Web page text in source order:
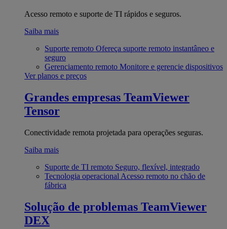
Acesso remoto e suporte de TI rápidos e seguros.
Saiba mais
Suporte remoto Ofereça suporte remoto instantâneo e
seguro
Gerenciamento remoto Monitore e gerencie dispositivos
Ver planos e preços
Grandes empresas TeamViewer
Tensor
Conectividade remota projetada para operações seguras.
Saiba mais
Suporte de TI remoto Seguro, flexível, integrado
Tecnologia operacional Acesso remoto no chão de
fábrica
Solução de problemas TeamViewer
DEX